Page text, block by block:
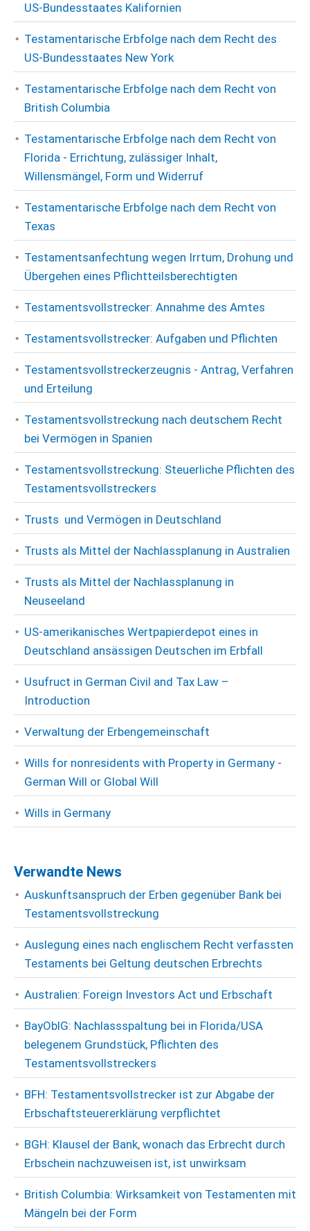
US-Bundesstaates Kalifornien
Testamentarische Erbfolge nach dem Recht des
US-Bundesstaates New York
Testamentarische Erbfolge nach dem Recht von
British Columbia
Testamentarische Erbfolge nach dem Recht von
Florida - Errichtung, zulässiger Inhalt,
Willensmängel, Form und Widerruf
Testamentarische Erbfolge nach dem Recht von
Texas
Testamentsanfechtung wegen Irrtum, Drohung und
Übergehen eines Pflichtteilsberechtigten
Testamentsvollstrecker: Annahme des Amtes
Testamentsvollstrecker: Aufgaben und Pflichten
Testamentsvollstreckerzeugnis - Antrag, Verfahren
und Erteilung
Testamentsvollstreckung nach deutschem Recht
bei Vermögen in Spanien
Testamentsvollstreckung: Steuerliche Pflichten des
Testamentsvollstreckers
Trusts und Vermögen in Deutschland
Trusts als Mittel der Nachlassplanung in Australien
Trusts als Mittel der Nachlassplanung in
Neuseeland
US-amerikanisches Wertpapierdepot eines in
Deutschland ansässigen Deutschen im Erbfall
Usufruct in German Civil and Tax Law –
Introduction
Verwaltung der Erbengemeinschaft
Wills for nonresidents with Property in Germany -
German Will or Global Will
Wills in Germany
Verwandte News
Auskunftsanspruch der Erben gegenüber Bank bei
Testamentsvollstreckung
Auslegung eines nach englischem Recht verfassten
Testaments bei Geltung deutschen Erbrechts
Australien: Foreign Investors Act und Erbschaft
BayOblG: Nachlassspaltung bei in Florida/USA
belegenem Grundstück, Pflichten des
Testamentsvollstreckers
BFH: Testamentsvollstrecker ist zur Abgabe der
Erbschaftsteuererklärung verpflichtet
BGH: Klausel der Bank, wonach das Erbrecht durch
Erbschein nachzuweisen ist, ist unwirksam
British Columbia: Wirksamkeit von Testamenten mit
Mängeln bei der Form